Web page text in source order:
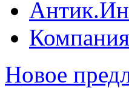
Компания
Новое